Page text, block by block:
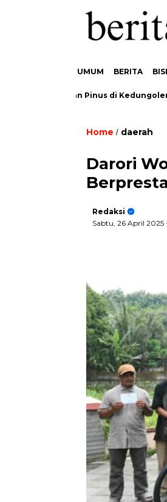
UMUM BERITA
Hutan Pinus di Kedungoleng
Home / daerah
Darori
Redaksi
Sabtu, 26 April 2025